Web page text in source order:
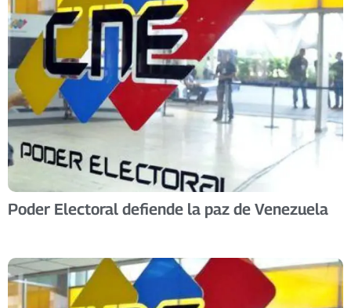
Poder Electoral defiende la paz de Venezuela